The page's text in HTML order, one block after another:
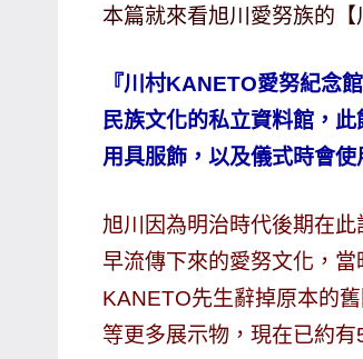
吳
窟
泰
國
旅
書
作
者、
各
本篇就來看旭川愛努族的
『川村KANETO愛努紀念
民族文化的私立資料館，
用具服飾，以及儀式時會
旭川因為明治時代後期在
早流傳下來的愛努文化，
KANETO先生辭掉原本的
等更多展示物，現在已約